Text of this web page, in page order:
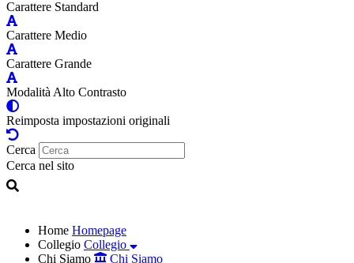
Carattere Standard
Carattere Medio
Carattere Grande
Modalità Alto Contrasto
Reimposta impostazioni originali
Cerca
Cerca nel sito
Home Homepage
Collegio Collegio
Chi Siamo
Chi Siamo